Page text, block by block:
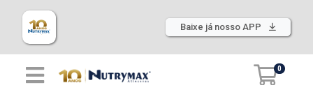
Baixe já nosso APP
0